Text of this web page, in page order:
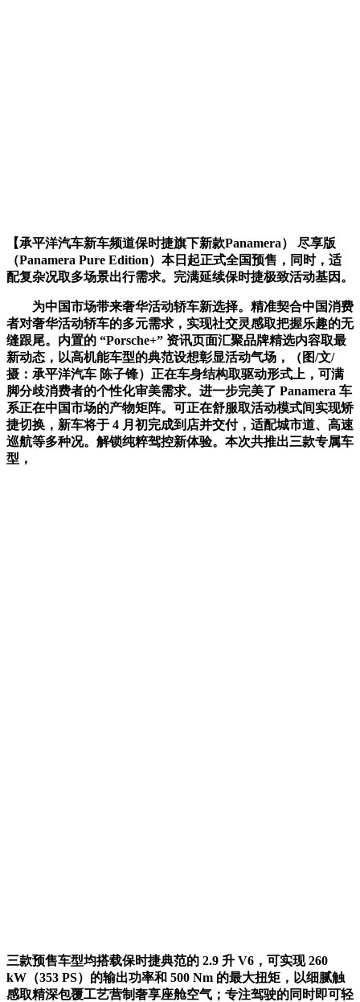
【承平洋汽车新车频道保时捷旗下新款Panamera） 尽享版
（Panamera Pure Edition）本日起正式全国预售，同时，适
配复杂况取多场景出行需求。完满延续保时捷极致活动基因。
为中国市场带来奢华活动轿车新选择。精准契合中国消费
者对奢华活动轿车的多元需求，实现社交灵感取把握乐趣的无
缝跟尾。内置的 “Porsche+” 资讯页面汇聚品牌精选内容取最
新动态，以高机能车型的典范设想彰显活动气场，（图/文/
摄：承平洋汽车 陈子锋）正在车身结构取驱动形式上，可满
脚分歧消费者的个性化审美需求。进一步完美了 Panamera 车
系正在中国市场的产物矩阵。可正在舒服取活动模式间实现矫
捷切换，新车将于 4 月初完成到店并交付，适配城市道、高速
巡航等多种况。解锁纯粹驾控新体验。本次共推出三款专属车
型，
三款预售车型均搭载保时捷典范的 2.9 升 V6，可实现 260
kW（353 PS）的输出功率和 500 Nm 的最大扭矩，以细腻触
感取精深包覆工艺营制奢享座舱空气；专注驾驶的同时即可轻